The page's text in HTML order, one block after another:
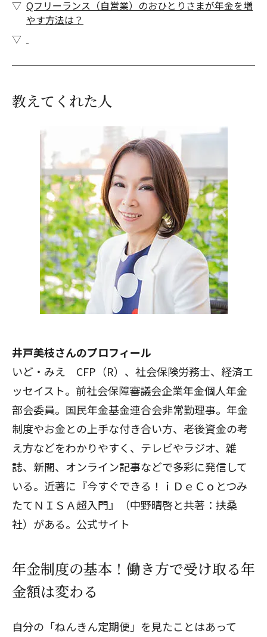
Qフリーランス（自営業）のおひとりさまが年金を増
やす方法は？
教えてくれた人
井戸美枝さんのプロフィール
いど・みえ CFP（R）、社会保険労務士、経済エ
ッセイスト。前社会保障審議会企業年金個人年金
部会委員。国民年金基金連合会非常勤理事。年金
制度やお金との上手な付き合い方、老後資金の考
え方などをわかりやすく、テレビやラジオ、雑
誌、新聞、オンライン記事などで多彩に発信して
いる。近著に『今すぐできる！ｉＤｅＣｏとつみ
たてＮＩＳＡ超入門』（中野晴啓と共著：扶桑
社）がある。 公式サイト
年金制度の基本！働き方で受け取る年
金額は変わる
自分の「ねんきん定期便」を見たことはあって